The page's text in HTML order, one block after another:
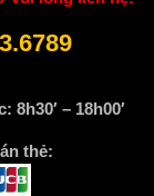
8h30′ – 18h00′
thẻ: